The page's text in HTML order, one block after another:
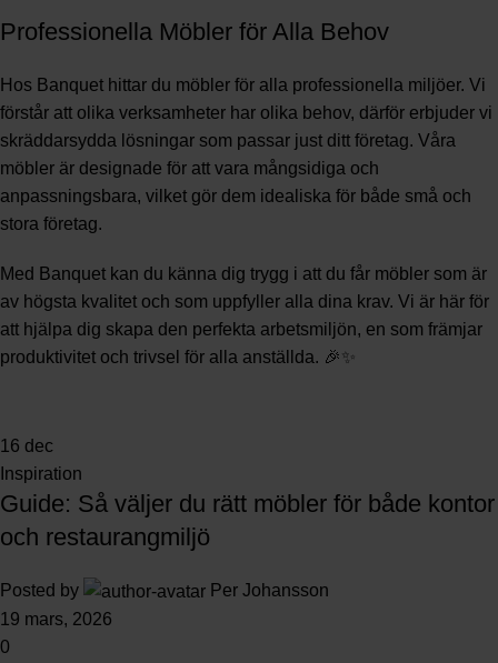
Professionella Möbler för Alla Behov
Hos Banquet hittar du möbler för alla professionella miljöer. Vi
förstår att olika verksamheter har olika behov, därför erbjuder vi
skräddarsydda lösningar som passar just ditt företag. Våra
möbler är designade för att vara mångsidiga och
anpassningsbara, vilket gör dem idealiska för både små och
stora företag.
Med Banquet kan du känna dig trygg i att du får möbler som är
av högsta kvalitet och som uppfyller alla dina krav. Vi är här för
att hjälpa dig skapa den perfekta arbetsmiljön, en som främjar
produktivitet och trivsel för alla anställda. 🎉✨
16 dec
Inspiration
Guide: Så väljer du rätt möbler för både kontor
och restaurangmiljö
Posted by
Per Johansson
19 mars, 2026
0